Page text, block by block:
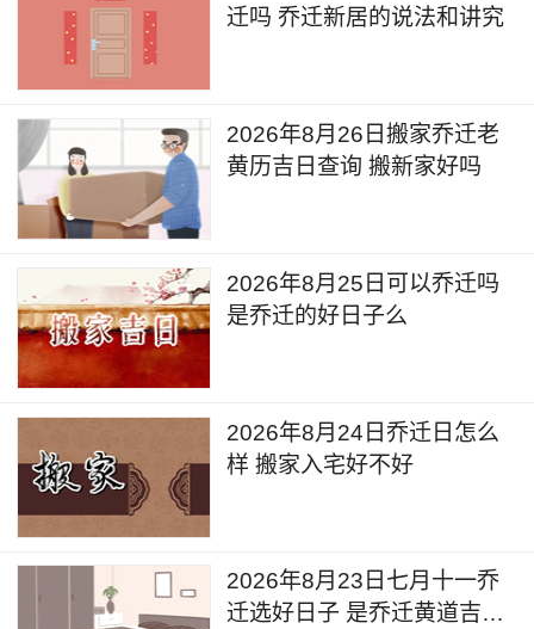
迁吗 乔迁新居的说法和讲究
2026年8月26日搬家乔迁老
黄历吉日查询 搬新家好吗
2026年8月25日可以乔迁吗
是乔迁的好日子么
2026年8月24日乔迁日怎么
样 搬家入宅好不好
2026年8月23日七月十一乔
迁选好日子 是乔迁黄道吉日